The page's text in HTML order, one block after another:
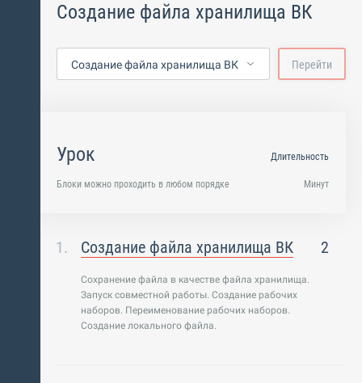
Создание файла хранилища ВК
Создание файла хранилища ВК Перейти
Урок
Блоки можно проходить в любом порядке
Длительность
Минут
Создание файла хранилища ВК 2
Сохранение файла в качестве файла хранилища.
Запуск совместной работы. Создание рабочих
наборов. Переименование рабочих наборов.
Создание локального файла.